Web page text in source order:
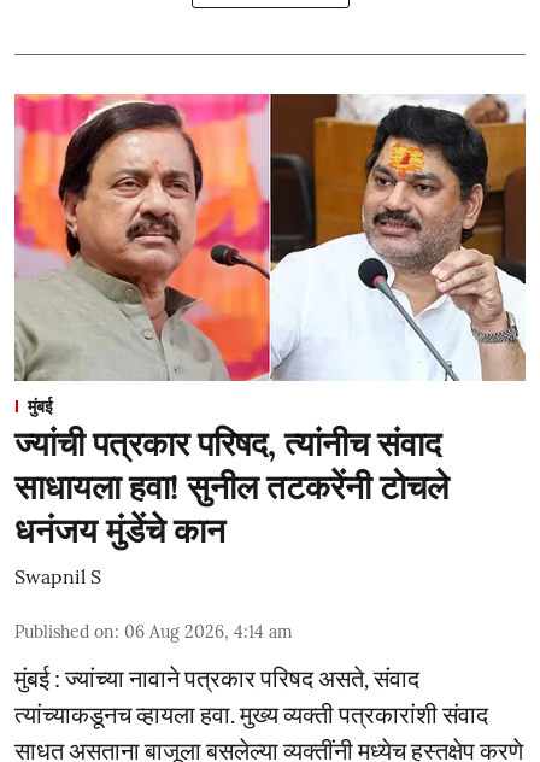
मुंबई
ज्यांची पत्रकार परिषद, त्यांनीच संवाद
साधायला हवा! सुनील तटकरेंनी टोचले
धनंजय मुंडेंचे कान
Swapnil S
Published on: 06 Aug 2026, 4:14 am
मुंबई : ज्यांच्या नावाने पत्रकार परिषद असते, संवाद
त्यांच्याकडूनच व्हायला हवा. मुख्य व्यक्ती पत्रकारांशी संवाद
साधत असताना बाजूला बसलेल्या व्यक्तींनी मध्येच हस्तक्षेप करणे